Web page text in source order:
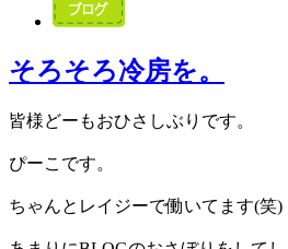
そろそろ冷房を。
皆様どーもおひさしぶりです。
ぴーこです。
ちゃんとレイジーで働いてます(笑)